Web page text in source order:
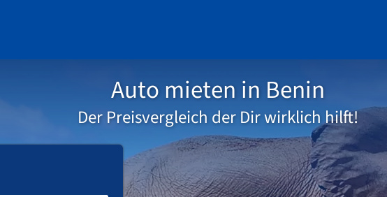
Auto mieten in Benin
Der Preisvergleich der Dir wirklich hilft!